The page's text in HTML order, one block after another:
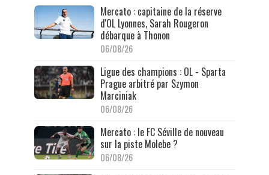
Mercato : capitaine de la réserve
d'OL Lyonnes, Sarah Rougeron
débarque à Thonon
06/08/26
Ligue des champions : OL - Sparta
Prague arbitré par Szymon
Marciniak
06/08/26
Mercato : le FC Séville de nouveau
sur la piste Molebe ?
06/08/26